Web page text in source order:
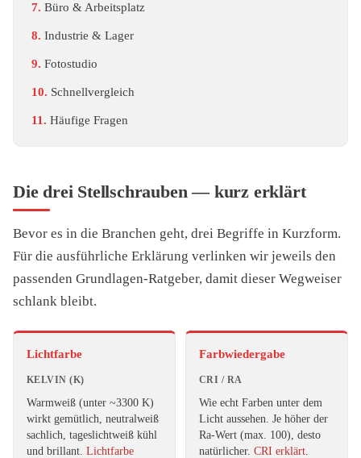
Büro & Arbeitsplatz
Industrie & Lager
Fotostudio
Schnellvergleich
Häufige Fragen
Die drei Stellschrauben — kurz erklärt
Bevor es in die Branchen geht, drei Begriffe in Kurzform.
Für die ausführliche Erklärung verlinken wir jeweils den
passenden Grundlagen-Ratgeber, damit dieser Wegweiser
schlank bleibt.
Lichtfarbe
KELVIN (K)
Warmweiß (unter ~3300 K)
wirkt gemütlich, neutralweiß
sachlich, tageslichtweiß kühl
und brillant. Lichtfarbe
Farbwiedergabe
CRI / RA
Wie echt Farben unter dem
Licht aussehen. Je höher der
Ra-Wert (max. 100), desto
natürlicher. CRI erklärt.